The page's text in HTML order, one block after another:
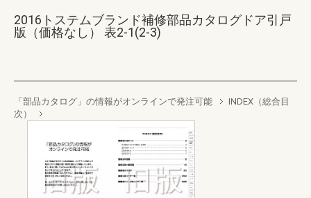
2016トステムブランド補修部品カタログドア引戸
版（価格なし） 表2-1(2-3)
「部品カタログ」の情報がオンラインで発注可能
INDEX（総合目
次）